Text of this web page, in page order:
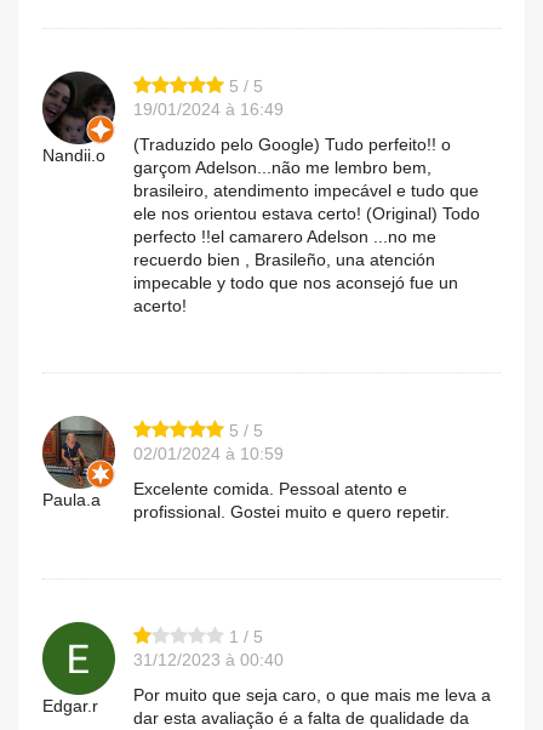
Nandii.o
5 / 5
19/01/2024 à 16:49
(Traduzido pelo Google) Tudo perfeito!! o
garçom Adelson...não me lembro bem,
brasileiro, atendimento impecável e tudo que
ele nos orientou estava certo! (Original) Todo
perfecto !!el camarero Adelson ...no me
recuerdo bien , Brasileño, una atención
impecable y todo que nos aconsejó fue un
acerto!
Paula.a
5 / 5
02/01/2024 à 10:59
Excelente comida. Pessoal atento e
profissional. Gostei muito e quero repetir.
Edgar.r
1 / 5
31/12/2023 à 00:40
Por muito que seja caro, o que mais me leva a
dar esta avaliação é a falta de qualidade da